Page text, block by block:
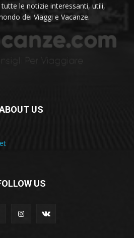
le notizie interessanti, utili,
dei Viaggi e Vacanze.
US
US